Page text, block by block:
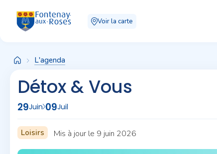
Voir la carte
L'agenda
Détox & Vous
29Juin 09Juil
Loisirs Mis à jour le 9 juin 2026